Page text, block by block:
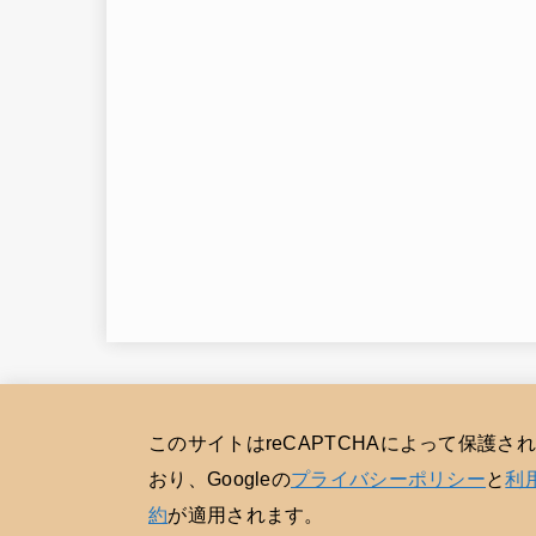
このサイトはreCAPTCHAによって保護さ
おり、Googleのプライバシーポリシーと利
約が適用されます。